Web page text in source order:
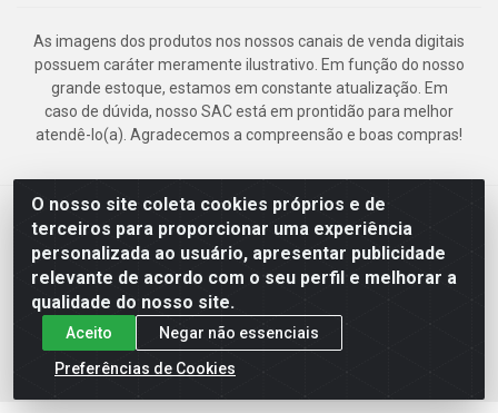
O nosso site coleta cookies próprios e de
terceiros para proporcionar uma experiência
personalizada ao usuário, apresentar publicidade
relevante de acordo com o seu perfil e melhorar a
qualidade do nosso site.
Aceito
Negar não essenciais
Preferências de Cookies
As imagens dos produtos nos nossos canais de venda digitais
possuem caráter meramente ilustrativo. Em função do nosso
grande estoque, estamos em constante atualização. Em
caso de dúvida, nosso SAC está em prontidão para melhor
atendê-lo(a). Agradecemos a compreensão e boas compras!
Deskontão Atacado - Av. Marechal Mascarenhas de Morais, 2471 -
Imbiribeira - Recife/PE - CEP 51.150-001 - CNPJ 24.150.377/0003-
57